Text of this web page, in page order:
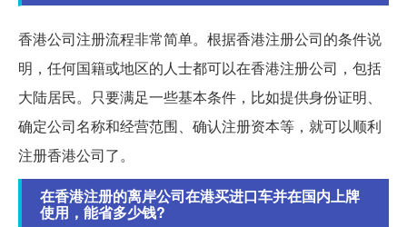
香港公司注册流程非常简单。根据香港注册公司的条件说
明，任何国籍或地区的人士都可以在香港注册公司，包括
大陆居民。只要满足一些基本条件，比如提供身份证明、
确定公司名称和经营范围、确认注册资本等，就可以顺利
注册香港公司了。
在香港注册的离岸公司在港买进口车并在国内上牌
使用，能省多少钱?